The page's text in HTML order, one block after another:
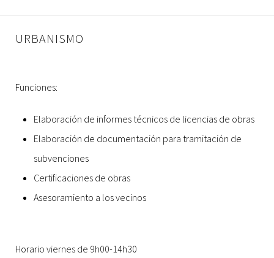
URBANISMO
Funciones:
Elaboración de informes técnicos de licencias de obras
Elaboración de documentación para tramitación de
subvenciones
Certificaciones de obras
Asesoramiento a los vecinos
Horario viernes de 9h00-14h30